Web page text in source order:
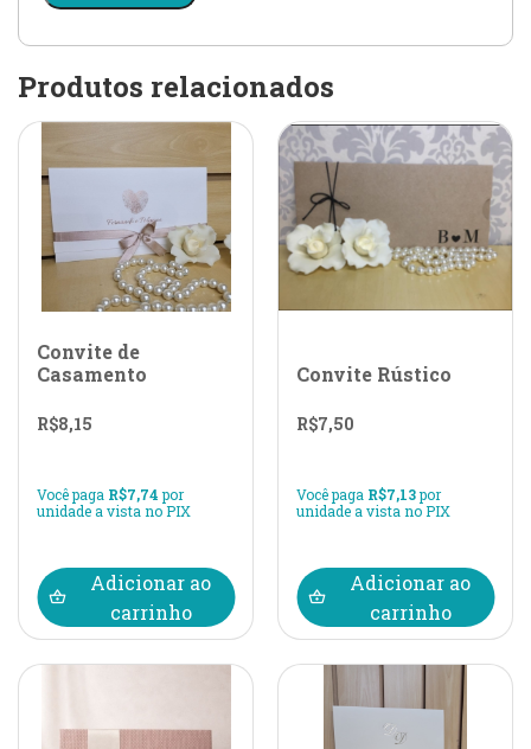
Produtos relacionados
Convite de
Casamento
R$8,15
Você paga R$7,74 por
unidade a vista no PIX
Adicionar ao
carrinho
Convite Rústico
R$7,50
Você paga R$7,13por
unidade a vista no PIX
Adicionar ao
carrinho